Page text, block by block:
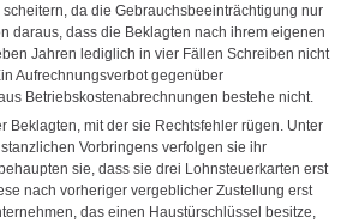
da die Gebrauchsbeeinträchtigung nur
daraus, dass die Beklagten nach ihrem eigenen
Jahren lediglich in vier Fällen Schreiben nicht
Aufrechnungsverbot gegenüber
Betriebskostenabrechnungen bestehe nicht.
Beklagten, mit der sie Rechtsfehler rügen. Unter
Vorbringens verfolgen sie ihr
sie, dass sie drei Lohnsteuerkarten erst
nach vorheriger vergeblicher Zustellung erst
das einen Haustürschlüssel besitze,